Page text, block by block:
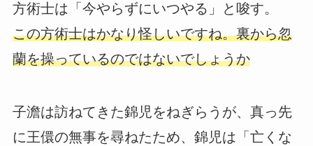
方術士は「今やらずにいつやる」と唆す。
この方術士はかなり怪しいですね。裏から忽
蘭を操っているのではないでしょうか
子澹は訪ねてきた錦児をねぎらうが、真っ先
に王儇の無事を尋ねたため、錦児は「亡くな